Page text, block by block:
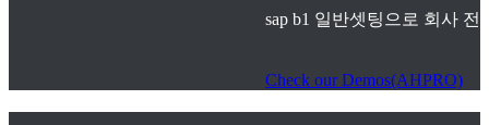
sap b1 일반셋팅으로 회사
Check our Demos(AHPRO)